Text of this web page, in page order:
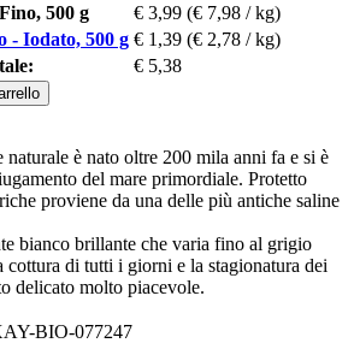
500 g € 3,99 (€ 7,98 / kg)
- Iodato, 500 g € 1,39 (€ 2,78 / kg)
€ 5,38
naturale è nato oltre 200 mila anni fa e si è
del mare primordiale. Protetto
proviene da una delle più antiche saline
bianco brillante che varia fino al grigio
cottura di tutti i giorni e la stagionatura dei
delicato molto piacevole.
BIO-077247